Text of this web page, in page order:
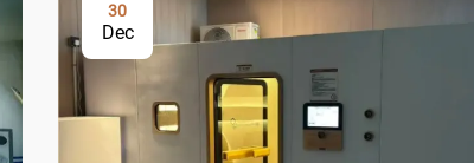
30
Dec